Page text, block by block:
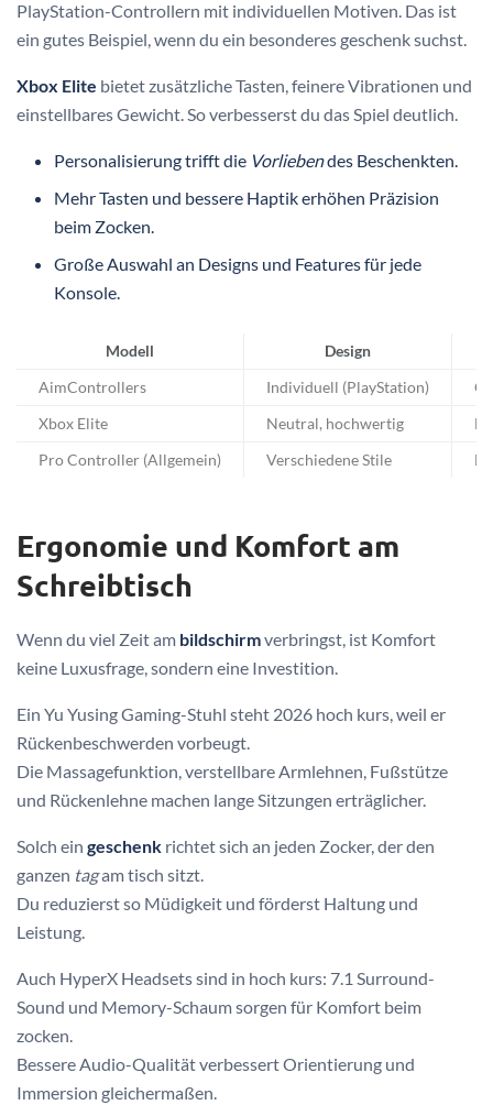
PlayStation-Controllern mit individuellen Motiven. Das ist
ein gutes Beispiel, wenn du ein besonderes geschenk suchst.
Xbox Elite bietet zusätzliche Tasten, feinere Vibrationen und
einstellbares Gewicht. So verbesserst du das Spiel deutlich.
Personalisierung trifft die Vorliebendes Beschenkten.
Mehr Tasten und bessere Haptik erhöhen Präzision
beim Zocken.
Große Auswahl an Designs und Features für jede
Konsole.
Modell Design
AimControllers Individuell (PlayStation)
Xbox Elite Neutral, hochwertig
Pro Controller (Allgemein) Verschiedene Stile
Ergonomie und Komfort am
Schreibtisch
Wenn du viel Zeit am bildschirmverbringst, ist Komfort
keine Luxusfrage, sondern eine Investition.
Ein Yu Yusing Gaming-Stuhl steht 2026 hoch kurs, weil er
Rückenbeschwerden vorbeugt.
Die Massagefunktion, verstellbare Armlehnen, Fußstütze
und Rückenlehne machen lange Sitzungen erträglicher.
Solch ein geschenk richtet sich an jeden Zocker, der den
ganzen tagam tisch sitzt.
Du reduzierst so Müdigkeit und förderst Haltung und
Leistung.
Auch HyperX Headsets sind in hoch kurs: 7.1 Surround-
Sound und Memory-Schaum sorgen für Komfort beim
zocken.
Bessere Audio-Qualität verbessert Orientierung und
Immersion gleichermaßen.